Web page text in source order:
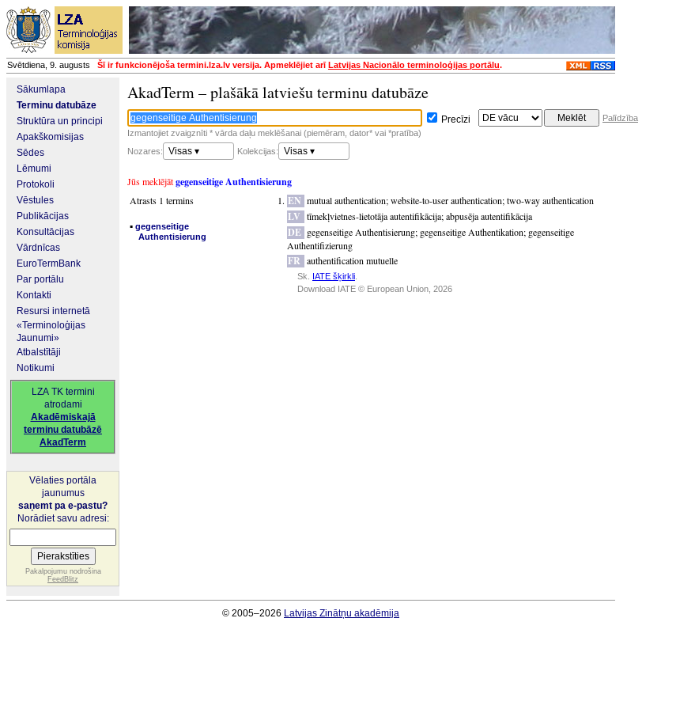
Svētdiena, 9. augusts Šī ir funkcionējoša termini.lza.lv versija. Apmeklējiet arīLatvijas Nacionālo terminoloģijas portālu.
Sākumlapa
Terminu datubāze
Struktūra un principi
Apakškomisijas
Sēdes
Lēmumi
Protokoli
Vēstules
Publikācijas
Konsultācijas
Vārdnīcas
EuroTermBank
Par portālu
Kontakti
Resursi internetā
«Terminoloģijas
Jaunumi»
Atbalstītāji
Notikumi
LZA TK termini
atrodami
Akadēmiskajā
terminu datubāzē
AkadTerm
Vēlaties portāla
jaunumus
saņemt pa e-pastu?
Norādiet savu adresi:
Pakalpojumu nodrošina
FeedBlitz
AkadTerm – plašākā latviešu terminu datubāze
Precīzi
Palīdzība
Izmantojiet zvaigznīti * vārda daļu meklēšanai (piemēram, dator* vai *pratība)
Nozares:
Visas ▾ Kolekcijas: Visas ▾
Jūs meklējātgegenseitige Authentisierung
Atrasts 1 termins
▪ gegenseitige
Authentisierung
EN mutual authentication;website-to-user authentication;two-way authentication
LV tīmekļvietnes-lietotāja autentifikācija;abpusēja autentifikācija
DE gegenseitige Authentisierung; gegenseitige Authentikation; gegenseitige
Authentifizierung
FR authentification mutuelle
Sk. IATE šķirkli
Download IATE © European Union, 2026
© 2005–2026 Latvijas Zinātņu akadēmija